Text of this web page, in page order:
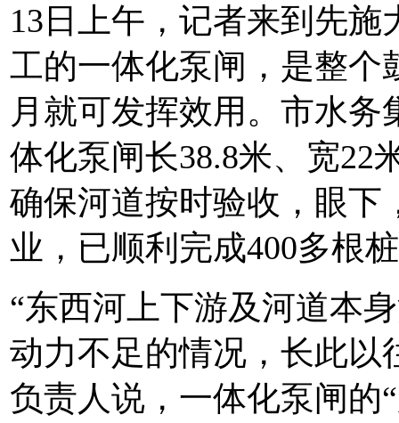
13日上午，记者来到先
工的一体化泵闸，是整个
月就可发挥效用。市水
体化泵闸长38.8米、宽22
确保河道按时验收，眼下
业，已顺利完成400多根
“东西河上下游及河道本
动力不足的情况，长此以
负责人说，一体化泵闸的